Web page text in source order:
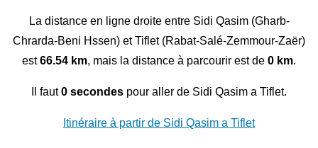
La distance en ligne droite entre Sidi Qasim (Gharb-
Chrarda-Beni Hssen) et Tiflet (Rabat-Salé-Zemmour-Zaër)
est66.54 km, mais la distance à parcourir est de 0 km.
Il faut0 secondes pour aller de Sidi Qasim a Tiflet.
Itinéraire à partir de Sidi Qasim a Tiflet